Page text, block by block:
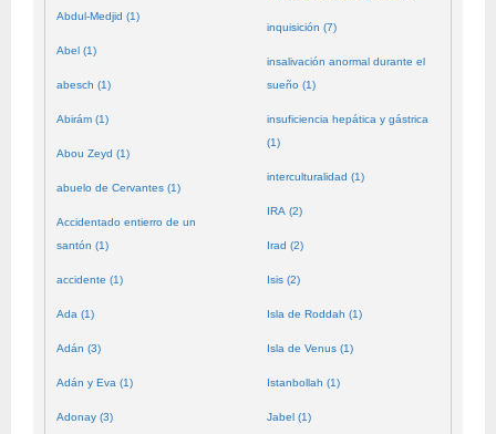
Abdul-Medjid (1)
Abel (1)
abesch (1)
Abirám (1)
Abou Zeyd (1)
abuelo de Cervantes (1)
Accidentado entierro de un
santón (1)
accidente (1)
Ada (1)
Adán (3)
Adán y Eva (1)
Adonay (3)
inquisición (7)
insalivación anormal durante el
sueño (1)
insuficiencia hepática y gástrica
(1)
interculturalidad (1)
IRA (2)
Irad (2)
Isis (2)
Isla de Roddah (1)
Isla de Venus (1)
Istanbollah (1)
Jabel (1)